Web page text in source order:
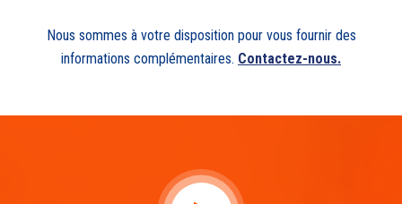
Nous sommes à votre disposition pour vous fournir des
informations complémentaires. Contactez-nous.